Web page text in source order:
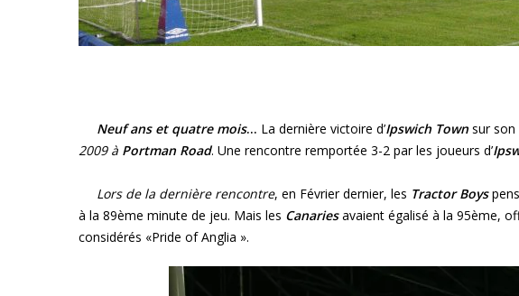
Neuf ans et quatre mois… La dernière victoire d’Ipswich Town sur son
2009 à Portman Road. Une rencontre remportée 3-2 par les joueurs d’
Lors de la dernière rencontre, en Février dernier, les Tractor Boys
à la 89ème minute de jeu. Mais les Canariesavaient égalisé à la 95ème,
considérés «Pride of Anglia ».